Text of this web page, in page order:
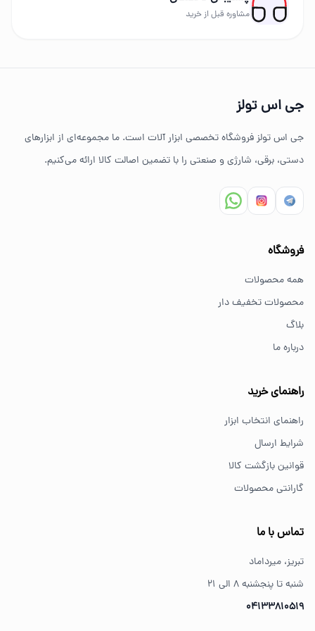
برندهای حرفه‌ای عرضه می‌شود.
ضمانت اصالت کالا
ارسال سریع به سراسر ایران
مشاوره تخصصی خرید ابزار
برای کارهای خانگی معمولاً ابزارهای سبک مانند دریل شارژی،
از کجا ابزار اصل بخریم؟
مشاوره قبل از خرید
جی اس تولز
جی اس تولز فروشگاه تخصصی ابزار آلات است. ما مجموعه‌ای از ابزارهای
دستی، برقی، شارژی و صنعتی را با تضمین اصالت کالا ارائه می‌کنیم.
فروشگاه
همه محصولات
محصولات تخفیف دار
بلاگ
درباره ما
راهنمای خرید
راهنمای انتخاب ابزار
شرایط ارسال
قوانین بازگشت کالا
گارانتی محصولات
تماس با ما
تبریز، میرداماد
شنبه تا پنجشنبه ۸ الی ۲۱
04133810519